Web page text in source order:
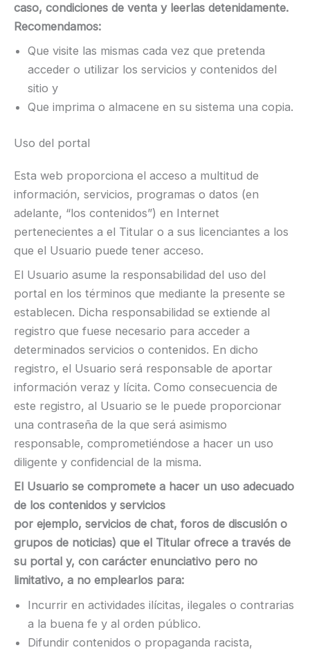
caso, condiciones de venta y leerlas detenidamente.
Recomendamos:
Que visite las mismas cada vez que pretenda
acceder o utilizar los servicios y contenidos del
sitio y
Que imprima o almacene en su sistema una copia.
Uso del portal
Esta web proporciona el acceso a multitud de
información, servicios, programas o datos (en
adelante, “los contenidos”) en Internet
pertenecientes a el Titular o a sus licenciantes a los
que el Usuario puede tener acceso.
El Usuario asume la responsabilidad del uso del
portal en los términos que mediante la presente se
establecen. Dicha responsabilidad se extiende al
registro que fuese necesario para acceder a
determinados servicios o contenidos. En dicho
registro, el Usuario será responsable de aportar
información veraz y lícita. Como consecuencia de
este registro, al Usuario se le puede proporcionar
una contraseña de la que será asimismo
responsable, comprometiéndose a hacer un uso
diligente y confidencial de la misma.
El Usuario se compromete a hacer un uso adecuado
de los contenidos y servicios
por ejemplo, servicios de chat, foros de discusión o
grupos de noticias) que el Titular ofrece a través de
su portal y, con carácter enunciativo pero no
limitativo, a no emplearlos para:
Incurrir en actividades ilícitas, ilegales o contrarias
a la buena fe y al orden público.
Difundir contenidos o propaganda racista,